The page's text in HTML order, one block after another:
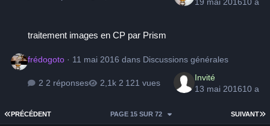
traitement images en CP par Prism
frédogoto · 11 mai 2016 dans Discussions générales
2 réponses 2 121 vues
Invité
13 mai 201610 a
PREMIÈRE PAGE
PRÉCÉDENT SUIVANT
PAGE 15 SUR 72